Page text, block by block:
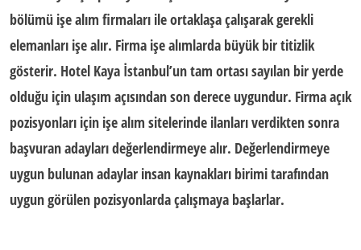
bölümü işe alım firmaları ile ortaklaşa çalışarak gerekli
elemanları işe alır. Firma işe alımlarda büyük bir titizlik
gösterir. Hotel Kaya İstanbul’un tam ortası sayılan bir yerde
olduğu için ulaşım açısından son derece uygundur. Firma açık
pozisyonları için işe alım sitelerinde ilanları verdikten sonra
başvuran adayları değerlendirmeye alır. Değerlendirmeye
uygun bulunan adaylar insan kaynakları birimi tarafından
uygun görülen pozisyonlarda çalışmaya başlarlar.